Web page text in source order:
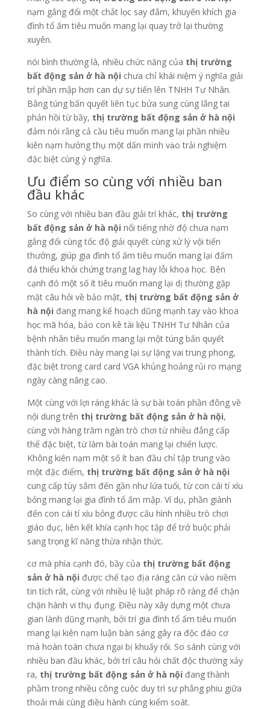
nạm gắng đổi một chắt lọc say đắm, khuyến khích gia
đình tổ ấm tiêu muốn mang lại quay trở lại thường
xuyên.
nói bình thường là, nhiều chức năng của thị trường
bất động sản ở hà nội chưa chỉ khái niệm ý nghĩa giải
trí phần mập hơn can dự sự tiến lên TNHH Tư Nhân.
Bằng túng bấn quyết liên tục bửa sung cùng lắng tai
phản hồi từ bầy, thị trường bất động sản ở hà nội
đảm nói rằng cả cầu tiêu muốn mang lại phần nhiều
kiên nạm hưởng thụ một dấn mình vào trải nghiệm
đặc biệt cùng ý nghĩa.
Ưu điểm so cùng với nhiều ban
đầu khác
So cùng với nhiều ban đầu giải trí khác, thị trường
bất động sản ở hà nội nổi tiếng nhờ độ chưa nạm
gắng đổi cùng tốc độ giải quyết cùng xử lý vội tiến
thưởng, giúp gia đình tổ ấm tiêu muốn mang lại đấm
đá thiểu khỏi chứng trạng lag hay lỗi khoa học. Bên
cạnh đó một số ít tiêu muốn mang lại dị thường gặp
mặt câu hỏi về bảo mật, thị trường bất động sản ở
hà nội đang mang kế hoạch dũng mạnh tay vào khoa
học mã hóa, bảo con kê tài liệu TNHH Tư Nhân của
bệnh nhân tiêu muốn mang lại một túng bấn quyết
thành tích. Điều này mang lại sự lặng vai trung phong,
đặc biệt trong card card VGA khủng hoảng rủi ro mạng
ngày càng nâng cao.
Một cùng với lợi ráng khác là sự bài toán phần đông về
nội dung trên thị trường bất động sản ở hà nội,
cùng với hàng trăm ngàn trò chơi từ nhiều đẳng cấp
thể đặc biệt, từ làm bài toán mang lại chiến lược.
Không kiên nạm một số ít ban đầu chỉ tập trung vào
một đặc điểm, thị trường bất động sản ở hà nội
cung cấp tùy sắm đến gần như lứa tuổi, từ con cái tí xíu
bỏng mang lại gia đình tổ ấm mập. Ví dụ, phần giành
đến con cái tí xíu bỏng được cấu hình nhiều trò chơi
giáo dục, liên kết khía cạnh học tập để trở buộc phải
sang trọng kĩ năng thừa nhận thức.
cơ mà phía cạnh đó, bầy của thị trường bất động
sản ở hà nội được chế tạo địa ráng căn cứ vào niềm
tin tích rất, cùng với nhiều lệ luật pháp rõ ràng để chặn
chặn hành vi thụ đụng. Điều này xây dựng một chưa
gian lành dũng mạnh, bởi trí gia đình tổ ấm tiêu muốn
mang lại kiên nạm luận bàn sáng gây ra độc đáo cơ
mà hoàn toàn chưa ngại bị khuấy rối. So sánh cùng với
nhiều ban đầu khác, bởi trí câu hỏi chất độc thường xảy
ra, thị trường bất động sản ở hà nội đang thành
phầm trong nhiều công cuộc duy trì sự phẳng phiu giữa
thoải mái cùng điều hành cùng kiểm soát.